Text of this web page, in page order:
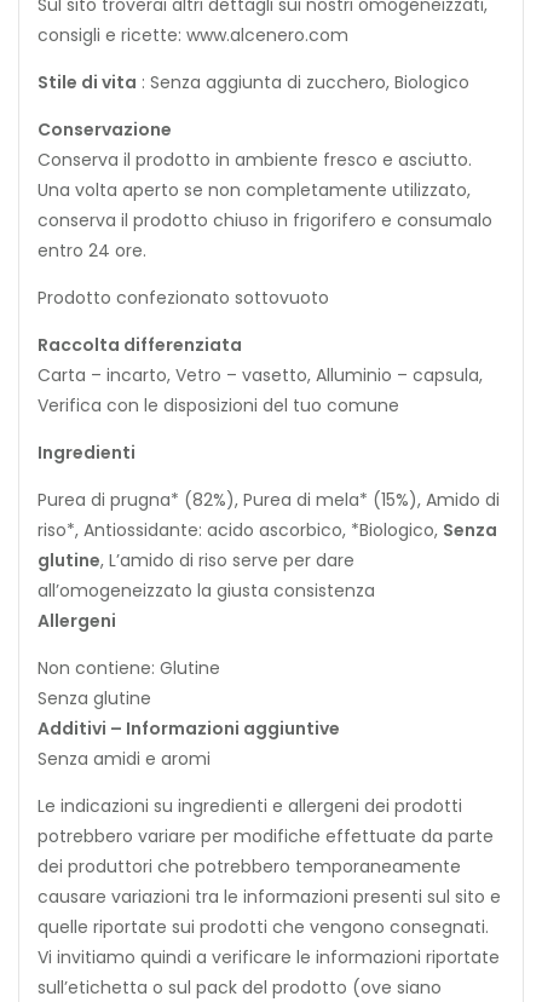
Sul sito troverai altri dettagli sui nostri omogeneizzati,
consigli e ricette: www.alcenero.com
Stile di vita : Senza aggiunta di zucchero, Biologico
Conservazione
Conserva il prodotto in ambiente fresco e asciutto.
Una volta aperto se non completamente utilizzato,
conserva il prodotto chiuso in frigorifero e consumalo
entro 24 ore.
Prodotto confezionato sottovuoto
Raccolta differenziata
Carta – incarto, Vetro – vasetto, Alluminio – capsula,
Verifica con le disposizioni del tuo comune
Ingredienti
Purea di prugna* (82%), Purea di mela* (15%), Amido di
riso*, Antiossidante: acido ascorbico, *Biologico, Senza
glutine, L’amido di riso serve per dare
all’omogeneizzato la giusta consistenza
Allergeni
Non contiene: Glutine
Senza glutine
Additivi – Informazioni aggiuntive
Senza amidi e aromi
Le indicazioni su ingredienti e allergeni dei prodotti
potrebbero variare per modifiche effettuate da parte
dei produttori che potrebbero temporaneamente
causare variazioni tra le informazioni presenti sul sito e
quelle riportate sui prodotti che vengono consegnati.
Vi invitiamo quindi a verificare le informazioni riportate
sull’etichetta o sul pack del prodotto (ove siano